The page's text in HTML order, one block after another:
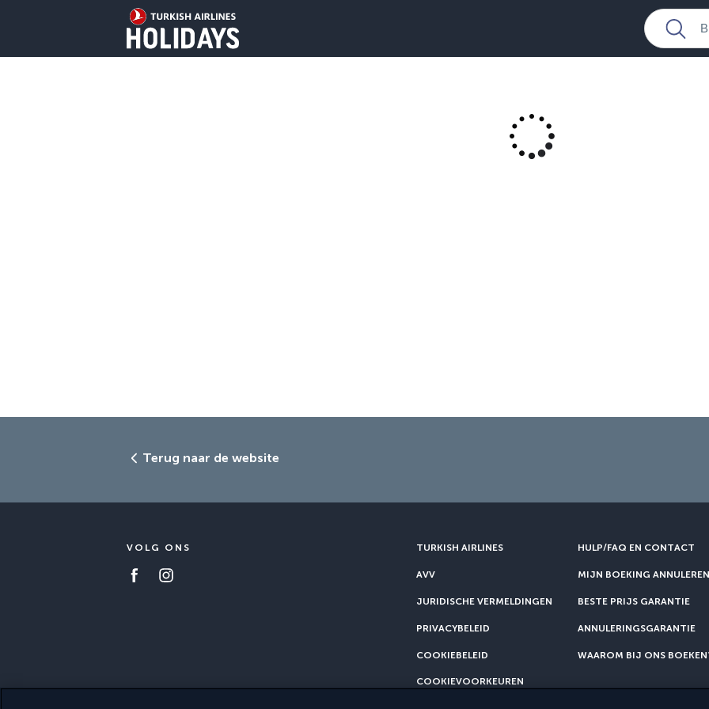
Terug naar de website
VOLG ONS TURKISH AIRLINES
AVV
JURIDISCHE VERMELDINGEN
PRIVACYBELEID
COOKIEBELEID
COOKIEVOORKEUREN
HULP/FAQ EN CONTACT
MIJN BOEKING ANNULEREN
BESTE PRIJS GARANTIE
ANNULERINGSGARANTIE
WAAROM BIJ ONS